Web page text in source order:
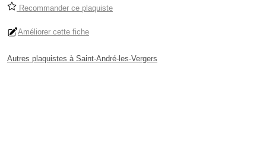
Recommander ce plaquiste
Améliorer cette fiche
Autres plaquistes à Saint-André-les-Vergers